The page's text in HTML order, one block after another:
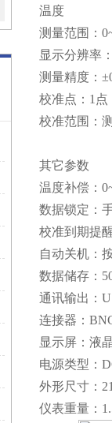
温度
测量范围：
显示分辨率
测量精度：
校准点：1点
校准范围：
其它参数
温度补偿：
数据锁定：
校准到期提
自动关机：
数据储存：
通讯输出：
连接器：
显示屏：液
电源类型：
外形尺寸：
仪表重量：